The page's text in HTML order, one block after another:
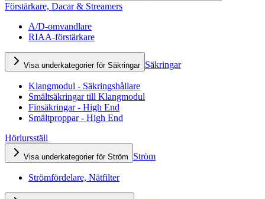
Förstärkare, Dacar & Streamers
A/D-omvandlare
RIAA-förstärkare
Visa underkategorier för Säkringar Säkringar
Klangmodul - Säkringshållare
Smältsäkringar till Klangmodul
Finsäkringar - High End
Smältproppar - High End
Hörlursställ
Visa underkategorier för Ström Ström
Strömfördelare, Nätfilter